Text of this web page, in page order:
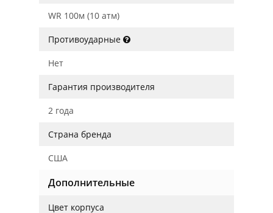
WR 100м (10 атм)
Противоударные
Нет
Гарантия производителя
2 года
Страна бренда
США
Дополнительные
Цвет корпуса